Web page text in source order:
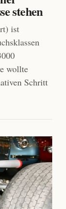
stehen
ist
wollte
Schritt